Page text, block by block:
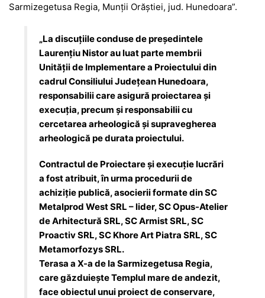
Sarmizegetusa Regia, Munții Orăștiei, jud. Hunedoara”.
„La discuțiile conduse de președintele
Laurențiu Nistor au luat parte membrii
Unității de Implementare a Proiectului din
cadrul Consiliului Județean Hunedoara,
responsabilii care asigură proiectarea și
execuția, precum și responsabilii cu
cercetarea arheologică și supravegherea
arheologică pe durata proiectului.
Contractul de Proiectare și execuție lucrări
a fost atribuit, în urma procedurii de
achiziție publică, asocierii formate din SC
Metalprod West SRL – lider, SC Opus-Atelier
de Arhitectură SRL, SC Armist SRL, SC
Proactiv SRL, SC Khore Art Piatra SRL, SC
Metamorfozys SRL.
Terasa a X-a de la Sarmizegetusa Regia,
care găzduiește Templul mare de andezit,
face obiectul unui proiect de conservare,